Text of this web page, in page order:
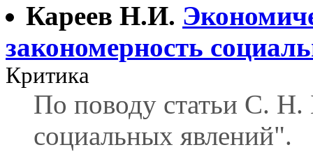
Кареев Н.И.
закономерность
Критика
По поводу статьи С. Н.
социальных явлений".